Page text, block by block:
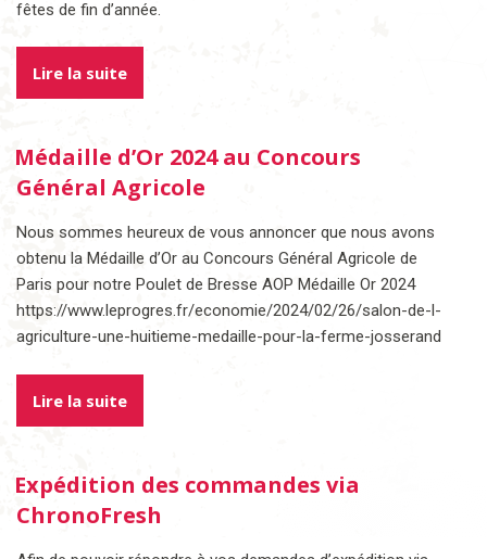
fêtes de fin d’année.
Lire la suite
Médaille d’Or 2024 au Concours
Général Agricole
Nous sommes heureux de vous annoncer que nous avons
obtenu la Médaille d’Or au Concours Général Agricole de
Paris pour notre Poulet de Bresse AOP Médaille Or 2024
https://www.leprogres.fr/economie/2024/02/26/salon-de-l-
agriculture-une-huitieme-medaille-pour-la-ferme-josserand
Lire la suite
Expédition des commandes via
ChronoFresh